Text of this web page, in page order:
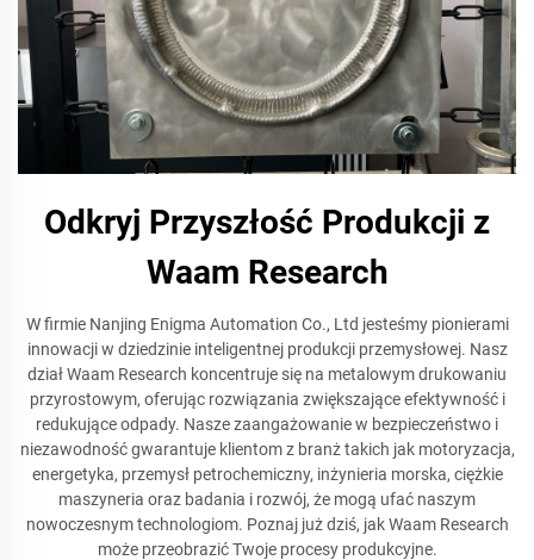
Odkryj Przyszłość Produkcji z
Waam Research
W firmie Nanjing Enigma Automation Co., Ltd jesteśmy pionierami
innowacji w dziedzinie inteligentnej produkcji przemysłowej. Nasz
dział Waam Research koncentruje się na metalowym drukowaniu
przyrostowym, oferując rozwiązania zwiększające efektywność i
redukujące odpady. Nasze zaangażowanie w bezpieczeństwo i
niezawodność gwarantuje klientom z branż takich jak motoryzacja,
energetyka, przemysł petrochemiczny, inżynieria morska, ciężkie
maszyneria oraz badania i rozwój, że mogą ufać naszym
nowoczesnym technologiom. Poznaj już dziś, jak Waam Research
może przeobrazić Twoje procesy produkcyjne.